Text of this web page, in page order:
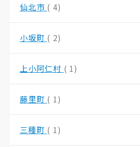
仙北市 ( 4)
小坂町 ( 2)
上小阿仁村 ( 1)
藤里町 ( 1)
三種町 ( 1)